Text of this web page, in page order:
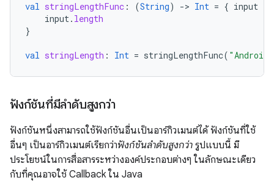
val stringLengthFunc : (String) -> Int = { input
input. length
}
val stringLength : Int = stringLengthFunc( "Android"
ฟังก์ชันที่มีลำดับสูงกว่า
ฟังก์ชันหนึ่งสามารถใช้ฟังก์ชันอื่นเป็นอาร์กิวเมนต์ได้ ฟังก์ชันที่ใช้
อื่นๆ เป็นอาร์กิวเมนต์เรียกว่าฟังก์ชันลำดับสูงกว่า รูปแบบนี้ มี
ประโยชน์ในการสื่อสารระหว่างองค์ประกอบต่างๆ ในลักษณะเดียว
กับที่คุณอาจใช้ Callback ใน Java